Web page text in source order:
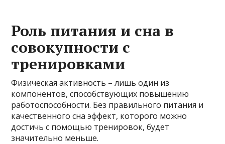
Роль питания и сна в
совокупности с
тренировками
Физическая активность – лишь один из
компонентов, способствующих повышению
работоспособности. Без правильного питания и
качественного сна эффект, которого можно
достичь с помощью тренировок, будет
значительно меньше.